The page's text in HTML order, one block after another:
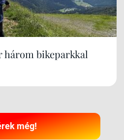
bikeparkkal
még!